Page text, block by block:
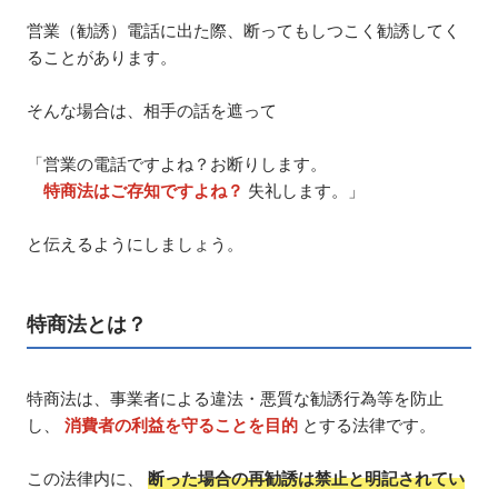
営業（勧誘）電話に出た際、断ってもしつこく勧誘してく
ることがあります。
そんな場合は、相手の話を遮って
「営業の電話ですよね？お断りします。
特商法はご存知ですよね？ 失礼します。」
と伝えるようにしましょう。
特商法とは？
特商法は、事業者による違法・悪質な勧誘行為等を防止
し、 消費者の利益を守ることを目的 とする法律です。
この法律内に、 断った場合の再勧誘は禁止と明記されてい